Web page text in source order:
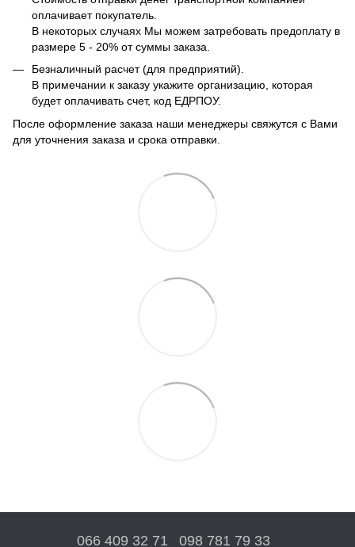
оплачивает покупатель.
В некоторых случаях Мы можем затребовать предоплату в
размере 5 - 20% от суммы заказа.
Безналичный расчет (для предприятий).
В примечании к заказу укажите организацию, которая
будет оплачивать счет, код ЕДРПОУ.
После оформление заказа наши менеджеры свяжутся с Вами
для уточнения заказа и срока отправки.
066 409 32 71 098 781 79 33